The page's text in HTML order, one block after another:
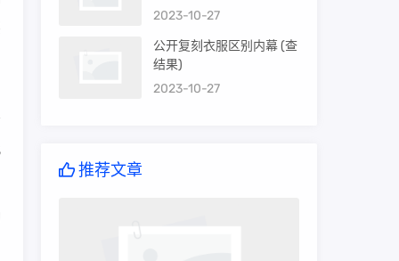
2023-10-27
公开复刻衣服区别内幕 (查
结果)
2023-10-27
推荐文章